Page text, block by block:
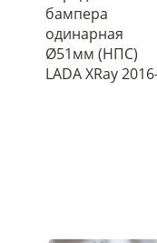
бампера
одинарная
Ø51мм (НПС)
LADA XRay